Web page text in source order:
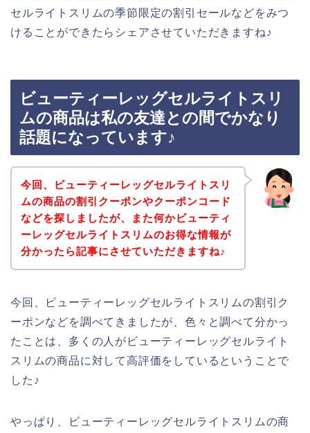
セルライトスリムの季節限定の割引セールなどをみつ
けることができたらシェアさせていただきますね♪
ビューティーレッグセルライトスリ
ムの商品は私の友達との間でかなり
話題になっています♪
今回、ビューティーレッグセルライトスリ
ムの商品の割引クーポンやクーポンコード
などを探しましたが、また何かビューティ
ーレッグセルライトスリムのお得な情報が
分かったら記事にさせていただきますね♪
今回、ビューティーレッグセルライトスリムの割引ク
ーポンなどを調べてきましたが、色々と調べて分かっ
たことは、多くの人がビューティーレッグセルライト
スリムの商品に対して高評価をしているということで
した♪
やっぱり、ビューティーレッグセルライトスリムの商